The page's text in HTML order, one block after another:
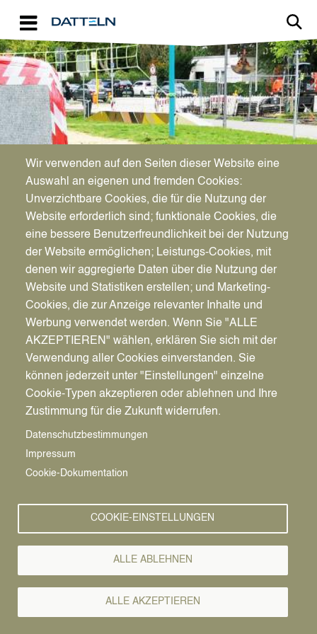
KINDER & JUGENDLICHE
Chillen, Kickern und mehr
Pfadnavigation
Freizeit | Kultur | Tourismus
Kinder & Jugendliche
Kinder- und Jugendprogramm
Kinder- und
Donnerstag, 2.7.2026
16.00 - 18.00 Uhr:Gemeinsam starten wir auf
mehrfachen Wunsch wieder mit einer offenen
Tanzgruppe im JaM. Alle, die Lust haben,
regelmäßig mitzumachen, sind herzlich
Wir verwenden auf den Seiten dieser Website eine
Auswahl an eigenen und fremden Cookies:
Unverzichtbare Cookies, die für die Nutzung der
Website erforderlich sind; funktionale Cookies, die
eine bessere Benutzerfreundlichkeit bei der Nutzung
der Website ermöglichen; Leistungs-Cookies, mit
denen wir aggregierte Daten über die Nutzung der
Website und Statistiken erstellen; und Marketing-
Cookies, die zur Anzeige relevanter Inhalte und
Werbung verwendet werden. Wenn Sie "ALLE
AKZEPTIEREN" wählen, erklären Sie sich mit der
Verwendung aller Cookies einverstanden. Sie
können jederzeit unter "Einstellungen" einzelne
Cookie-Typen akzeptieren oder ablehnen und Ihre
Zustimmung für die Zukunft widerrufen.
Datenschutzbestimmungen
Impressum
Cookie-Dokumentation
COOKIE-EINSTELLUNGEN
ALLE ABLEHNEN
ALLE AKZEPTIEREN